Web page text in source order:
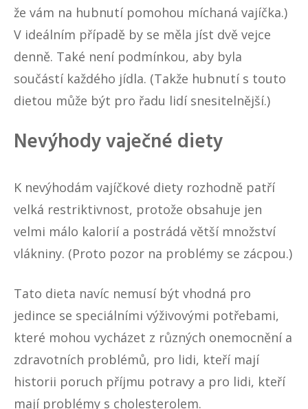
že vám na hubnutí pomohou míchaná vajíčka.)
V ideálním případě by se měla jíst dvě vejce
denně. Také není podmínkou, aby byla
součástí každého jídla. (Takže hubnutí s touto
dietou může být pro řadu lidí snesitelnější.)
Nevýhody vaječné diety
K nevýhodám vajíčkové diety rozhodně patří
velká restriktivnost, protože obsahuje jen
velmi málo kalorií a postrádá větší množství
vlákniny. (Proto pozor na problémy se zácpou.)
Tato dieta navíc nemusí být vhodná pro
jedince se speciálními výživovými potřebami,
které mohou vycházet z různých onemocnění a
zdravotních problémů, pro lidi, kteří mají
historii poruch příjmu potravy a pro lidi, kteří
mají problémy s cholesterolem.